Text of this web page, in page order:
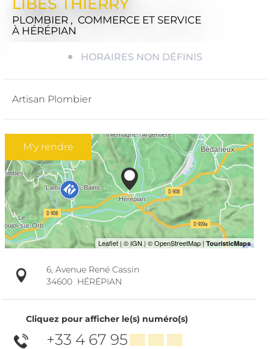
PLOMBIER , COMMERCE ET SERVICE
À HÉRÉPIAN
HORAIRES NON DÉFINIS
Artisan Plombier
M'y rendre
6, Avenue René Cassin
34600 HÉRÉPIAN
Cliquez pour afficher le(s) numéro(s)
+33 4 67 95▒▒ ▒▒ ▒▒